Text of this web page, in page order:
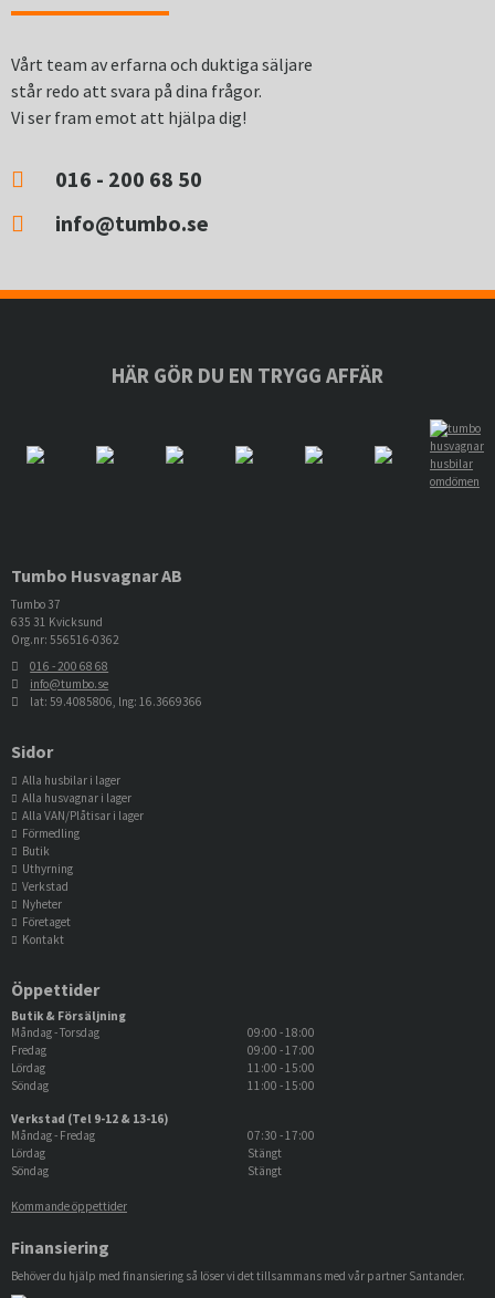
Vårt team av erfarna och duktiga säljare
står redo att svara på dina frågor.
Vi ser fram emot att hjälpa dig!
016 - 200 68 50
info@tumbo.se
HÄR GÖR DU EN TRYGG AFFÄR
Tumbo Husvagnar AB
Tumbo 37
635 31 Kvicksund
Org.nr: 556516-0362
016 - 200 68 68
info@tumbo.se
lat: 59.4085806, lng: 16.3669366
Sidor
Alla husbilar i lager
Alla husvagnar i lager
Alla VAN/Plåtisar i lager
Förmedling
Butik
Uthyrning
Verkstad
Nyheter
Företaget
Kontakt
Öppettider
Butik & Försäljning
Måndag - Torsdag
Fredag
Lördag
Söndag
09:00 - 18:00
09:00 - 17:00
11:00 - 15:00
11:00 - 15:00
Verkstad (Tel 9-12 & 13-16)
Måndag - Fredag
Lördag
Söndag
07:30 - 17:00
Stängt
Stängt
Kommande öppettider
Finansiering
Behöver du hjälp med finansiering så löser vi det tillsammans med vår partner Santander.